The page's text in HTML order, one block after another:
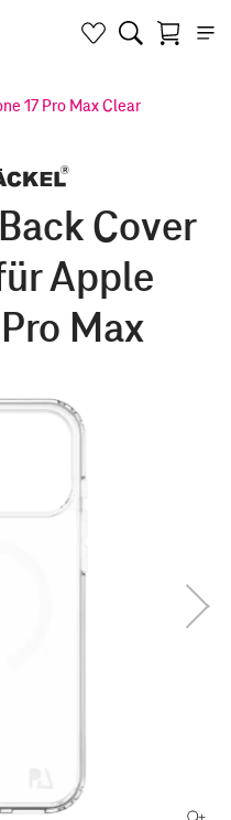
17 Pro Max Clear
Cover
Apple
Max